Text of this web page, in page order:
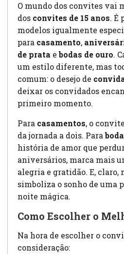
O mundo dos convites vai
dos convites de 15 anos. É
modelos igualmente
para casamento,
de prata ebodas de ouro.
um estilo diferente, mas
comum: o desejo de
deixar os convidados
primeiro momento.
Para casamentos, o
da jornada a dois. Para
história de amor que
aniversários, marca mais
alegria e gratidão. E, claro,
simboliza o sonho de uma
noite mágica.
Como Escolher o
Na hora de escolher o
consideração: